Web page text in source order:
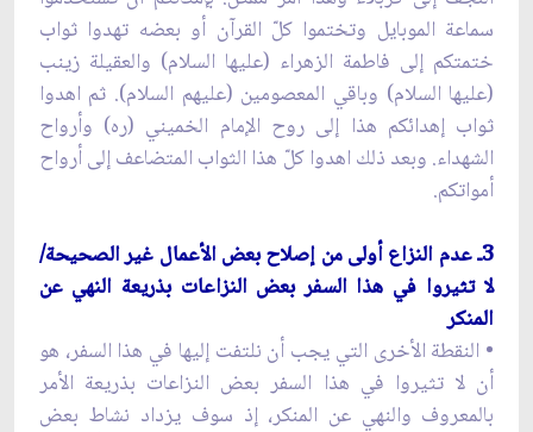
سماعة الموبايل وتختموا كلّ القرآن أو بعضه تهدوا ثواب
ختمتكم إلى فاطمة الزهراء (عليها السلام) والعقيلة زينب
(عليها السلام) وباقي المعصومين (عليهم السلام). ثم اهدوا
ثواب إهدائكم هذا إلى روح الإمام الخميني (ره) وأرواح
الشهداء. وبعد ذلك اهدوا كلّ هذا الثواب المتضاعف إلى أرواح
أمواتكم.
3ـ عدم النزاع أولى من إصلاح بعض الأعمال غير الصحيحة/
لا تثيروا في هذا السفر بعض النزاعات بذريعة النهي عن
المنكر
• النقطة الأخرى التي يجب أن نلتفت إليها في هذا السفر، هو
أن لا تثيروا في هذا السفر بعض النزاعات بذريعة الأمر
بالمعروف والنهي عن المنكر، إذ سوف يزداد نشاط بعض